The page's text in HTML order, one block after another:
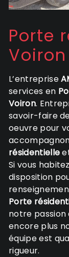
Porte
Voiron
L’entreprise
services en
Voiron.
savoir-faire
oeuvre pour
résidentielle
Si vous
disposition
Porte
notre
encore plus
équipe est
rigueur.